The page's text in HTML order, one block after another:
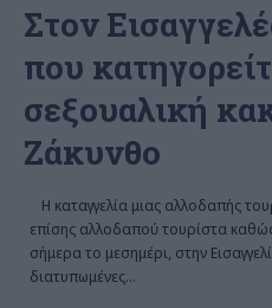
Στον
που
σεξουαλική
Ζάκυνθο
Η καταγγελία μιας αλλοδαπής
επίσης αλλοδαπού τουρίστα
σήμερα το μεσημέρι, στην
διατυπωμένες…